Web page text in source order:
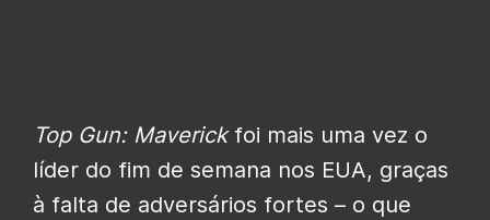
Top Gun: Maverick foi mais uma vez o
líder do fim de semana nos EUA, graças
à falta de adversários fortes – o que